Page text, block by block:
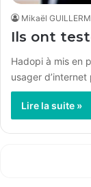
Mikaël GUILLERM
Ils ont
Hadopi à mis en
usager
Lire la suite »